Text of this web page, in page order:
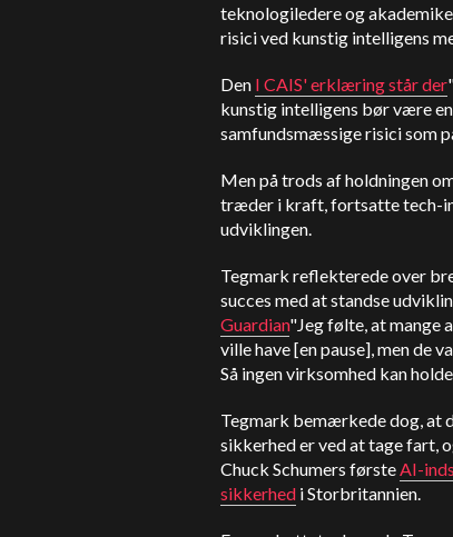
teknologiledere og
risici ved kunstig intelligens
Den I CAIS' erklæring står der
kunstig intelligens bør være
samfundsmæssige risici som
Men på trods af holdningen
træder i kraft, fortsatte tech-
udviklingen.
Tegmark reflekterede over
succes med at standse
Guardian"Jeg følte, at mange
ville have [en pause], men de
Så ingen virksomhed kan
Tegmark bemærkede dog, at
sikkerhed er ved at tage fart,
Chuck Schumers førsteAI-
sikkerhed i Storbritannien.